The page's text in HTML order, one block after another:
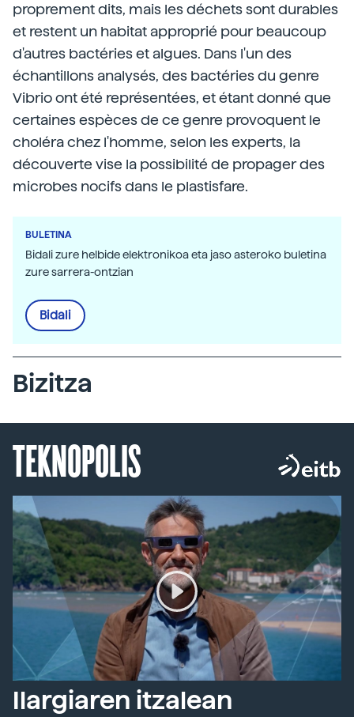
proprement dits, mais les déchets sont durables
et restent un habitat approprié pour beaucoup
d'autres bactéries et algues. Dans l'un des
échantillons analysés, des bactéries du genre
Vibrio ont été représentées, et étant donné que
certaines espèces de ce genre provoquent le
choléra chez l'homme, selon les experts, la
découverte vise la possibilité de propager des
microbes nocifs dans le plastisfare.
BULETINA
Bidali zure helbide elektronikoa eta jaso asteroko buletina
zure sarrera-ontzian
Bidali
Bizitza
TEKNOPOLIS
Ilargiaren itzalean